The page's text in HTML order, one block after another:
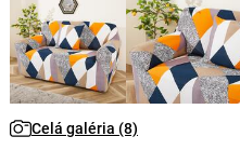
Celá galéria (8)